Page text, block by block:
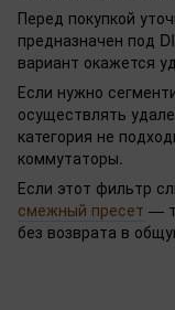
Перед покупкой
предназначен под
вариант окажется
Если нужно
осуществлять
категория не
коммутаторы.
Если этот фильтр
смежный пресет —
без возврата в